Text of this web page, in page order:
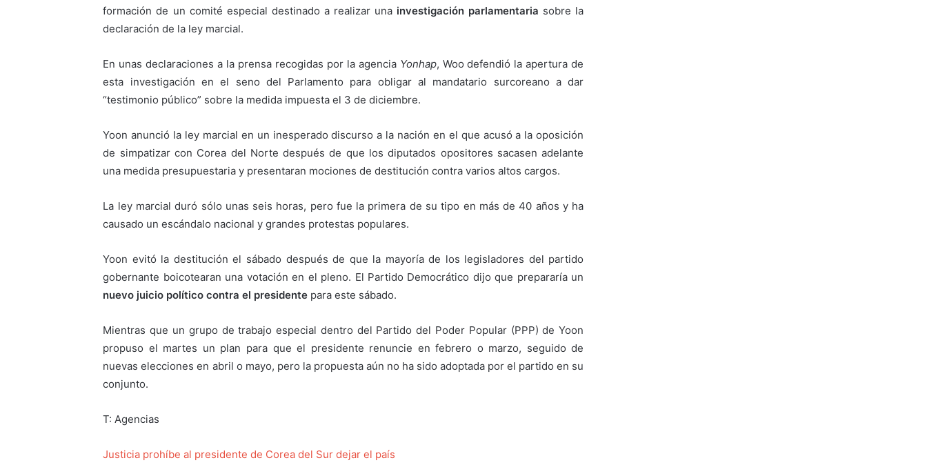
formación de un comité especial destinado a realizar una investigación parlamentaria sobre la
declaración de la ley marcial.
En unas declaraciones a la prensa recogidas por la agencia Yonhap, Woo defendió la apertura de
esta investigación en el seno del Parlamento para obligar al mandatario surcoreano a dar
“testimonio público” sobre la medida impuesta el 3 de diciembre.
Yoon anunció la ley marcial en un inesperado discurso a la nación en el que acusó a la oposición
de simpatizar con Corea del Norte después de que los diputados opositores sacasen adelante
una medida presupuestaria y presentaran mociones de destitución contra varios altos cargos.
La ley marcial duró sólo unas seis horas, pero fue la primera de su tipo en más de 40 años y ha
causado un escándalo nacional y grandes protestas populares.
Yoon evitó la destitución el sábado después de que la mayoría de los legisladores del partido
gobernante boicotearan una votación en el pleno. El Partido Democrático dijo que prepararía un
nuevo juicio político contra el presidente para este sábado.
Mientras que un grupo de trabajo especial dentro del Partido del Poder Popular (PPP) de Yoon
propuso el martes un plan para que el presidente renuncie en febrero o marzo, seguido de
nuevas elecciones en abril o mayo, pero la propuesta aún no ha sido adoptada por el partido en su
conjunto.
T: Agencias
Justicia prohíbe al presidente de Corea del Sur dejar el país